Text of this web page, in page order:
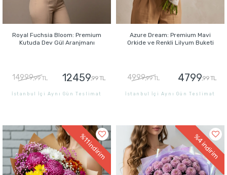
Royal Fuchsia Bloom: Premium
Kutuda Dev Gül Aranjmanı
14999,99 TL 12459,99 TL
İstanbul İçi Aynı Gün Teslimat
Azure Dream: Premium Mavi
Orkide ve Renkli Lilyum Buketi
4999,99 TL 4799,99 TL
İstanbul İçi Aynı Gün Teslimat
%11
indirim
%4
indirim